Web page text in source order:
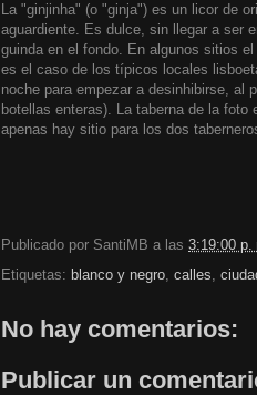
La "ginjinha" (o "ginja") es un licor de
aguardiente. Es dulce, sin llegar a ser
guinda en el fondo. En algunos sitios
es el caso de los típicos locales
noche para empezar a desinhibirse, al
botellas enteras). La taberna de la
apenas hay sitio para los dos
Publicado por SantiMB a las 3:19:00 p.
Etiquetas: blanco y negro, calles,
No hay comentarios:
Publicar un